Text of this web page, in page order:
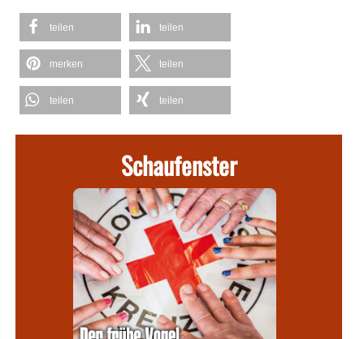
teilen teilen
merken teilen
teilen teilen
Schaufenster